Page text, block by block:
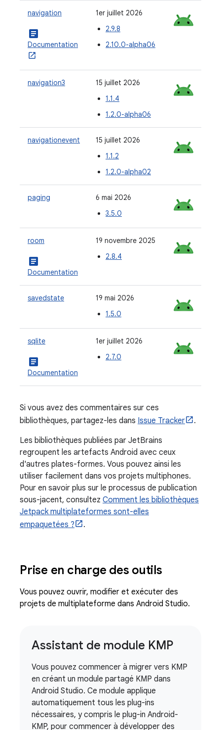
navigation
article
Documentation
1er juillet 2026
2.9.8
2.10.0-alpha06
navigation3
15 juillet 2026
1.1.4
1.2.0-alpha06
navigationevent
15 juillet 2026
1.1.2
1.2.0-alpha02
paging
6 mai 2026
3.5.0
room
article
Documentation
19 novembre 2025
2.8.4
savedstate
19 mai 2026
1.5.0
sqlite
article
Documentation
1er juillet 2026
2.7.0
Si vous avez des commentaires sur ces
bibliothèques, partagez-les dans Issue Tracker
.
Les bibliothèques publiées par JetBrains
regroupent les artefacts Android avec ceux
d'autres plates-formes. Vous pouvez ainsi les
utiliser facilement dans vos projets multiphones.
Pour en savoir plus sur le processus de publication
sous-jacent, consultez Comment les bibliothèques
Jetpack multiplateformes sont-elles
empaquetées ?
.
Prise en charge des outils
Vous pouvez ouvrir, modifier et exécuter des
projets de multiplateforme dans Android Studio.
Assistant de module KMP
Vous pouvez commencer à migrer vers KMP
en créant un module partagé KMP dans
Android Studio. Ce module applique
automatiquement tous les plug-ins
nécessaires, y compris le plug-in Android-
KMP, pour commencer à développer des